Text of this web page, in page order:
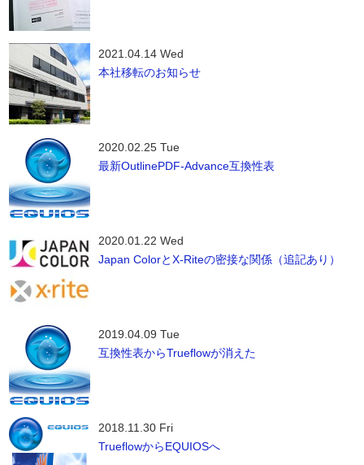
2021.04.14 Wed
本社移転のお知らせ
2020.02.25 Tue
最新OutlinePDF-Advance互換性表
2020.01.22 Wed
Japan ColorとX-Riteの密接な関係（追記あり）
2019.04.09 Tue
互換性表からTrueflowが消えた
2018.11.30 Fri
TrueflowからEQUIOSへ